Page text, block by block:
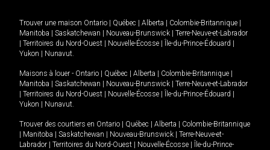
Trouver une maison Ontario Québec Alberta Colombie-Britannique
Manitoba
Saskatchewan Nouveau-Brunswick
Terre-Neuve-et-Labrador
Territoires du Nord-Ouest Nouvelle-Écosse Île-du-Prince-Édouard
Yukon
Nunavut.
Maisons à louer - Ontario Québec Alberta Colombie-Britannique
Manitoba
Saskatchewan Nouveau-Brunswick
Terre-Neuve-et-Labrador
Territoires du Nord-Ouest Nouvelle-Écosse Île-du-Prince-Édouard
Yukon
Nunavut.
Trouver des courtiers en Ontario Québec Alberta
Colombie-Britannique
Manitoba Saskatchewan Nouveau-Brunswick
Terre-Neuve-et-
Labrador
Territoires du Nord-Ouest Nouvelle-Écosse
Île-du-Prince-